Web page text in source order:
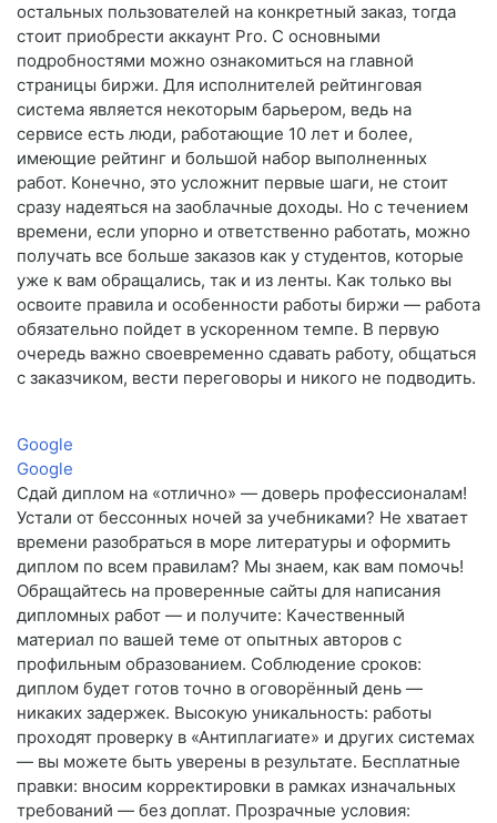
остальных пользователей на конкретный заказ, тогда
стоит приобрести аккаунт Pro. С основными
подробностями можно ознакомиться на главной
страницы биржи. Для исполнителей рейтинговая
система является некоторым барьером, ведь на
сервисе есть люди, работающие 10 лет и более,
имеющие рейтинг и большой набор выполненных
работ. Конечно, это усложнит первые шаги, не стоит
сразу надеяться на заоблачные доходы. Но с течением
времени, если упорно и ответственно работать, можно
получать все больше заказов как у студентов, которые
уже к вам обращались, так и из ленты. Как только вы
освоите правила и особенности работы биржи — работа
обязательно пойдет в ускоренном темпе. В первую
очередь важно своевременно сдавать работу, общаться
с заказчиком, вести переговоры и никого не подводить.
Google
Google
Сдай диплом на «отлично» — доверь профессионалам!
Устали от бессонных ночей за учебниками? Не хватает
времени разобраться в море литературы и оформить
диплом по всем правилам? Мы знаем, как вам помочь!
Обращайтесь на проверенные сайты для написания
дипломных работ — и получите: Качественный
материал по вашей теме от опытных авторов с
профильным образованием. Соблюдение сроков:
диплом будет готов точно в оговорённый день —
никаких задержек. Высокую уникальность: работы
проходят проверку в «Антиплагиате» и других системах
— вы можете быть уверены в результате. Бесплатные
правки: вносим корректировки в рамках изначальных
требований — без доплат. Прозрачные условия: